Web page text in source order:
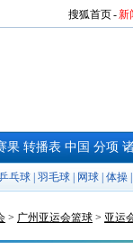
搜狐首页-新
果 转播表 中国 分项
乓球 羽毛球 网球 体操
> 广州亚运会篮球 > 亚运